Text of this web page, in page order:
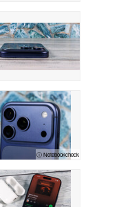
ⓘ Notebookcheck